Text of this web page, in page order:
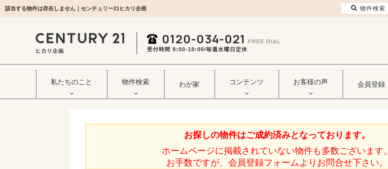
該当する物件は存在しません｜センチュリー21ヒカリ企画
0120-034-021
FREE DIAL
受付時間 9:00‐18:00/毎週水曜日定休
私たちのこと 物件検索 わが家 コンテンツ お客様の声 会員登録
お探しの物件はご成約済みとなっております。
ホームページに掲載されていない物件も多数ございます。
お手数ですが、会員登録フォームよりお問合せ下さい。
物件検索